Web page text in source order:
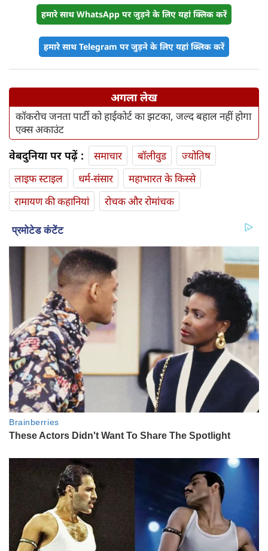
हमारे साथ WhatsApp पर जुड़ने के लिए यहां क्लिक करें
हमारे साथ Telegram पर जुड़ने के लिए यहां क्लिक करें
अगला लेख
कॉकरोच जनता पार्टी को हाईकोर्ट का झटका, जल्द बहाल नहीं होगा
एक्स अकाउंट
वेबदुनिया पर पढ़ें : समाचार बॉलीवुड
ज्योतिष
लाइफ स्‍टाइल
धर्म-संसार
महाभारत के किस्से
रामायण की कहानियां
रोचक और रोमांचक